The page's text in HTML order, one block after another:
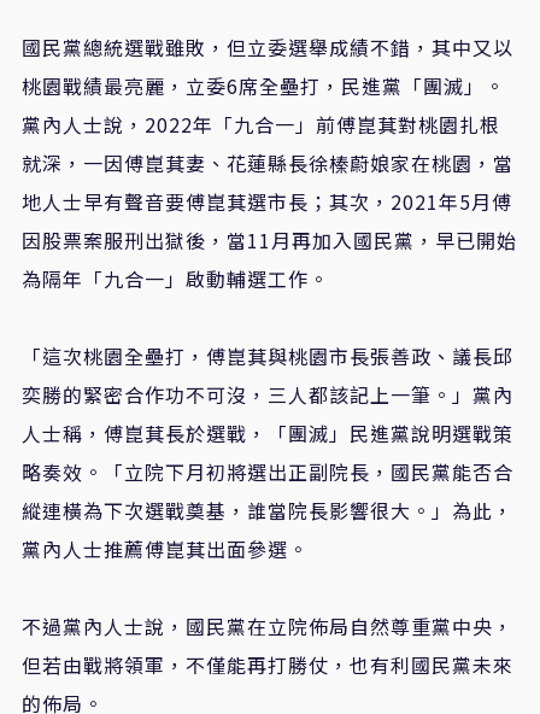
國民黨總統選戰雖敗，但立委選舉成績不錯，其中又以
桃園戰績最亮麗，立委6席全壘打，民進黨「團滅」。
黨內人士說，2022年「九合一」前傅崑萁對桃園扎根
就深，一因傅崑萁妻、花蓮縣長徐榛蔚娘家在桃園，當
地人士早有聲音要傅崑萁選市長；其次，2021年5月傅
因股票案服刑出獄後，當11月再加入國民黨，早已開始
為隔年「九合一」啟動輔選工作。
「這次桃園全壘打，傅崑萁與桃園市長張善政、議長邱
奕勝的緊密合作功不可沒，三人都該記上一筆。」黨內
人士稱，傅崑萁長於選戰，「團滅」民進黨說明選戰策
略奏效。「立院下月初將選出正副院長，國民黨能否合
縱連橫為下次選戰奠基，誰當院長影響很大。」為此，
黨內人士推薦傅崑萁出面參選。
不過黨內人士說，國民黨在立院佈局自然尊重黨中央，
但若由戰將領軍，不僅能再打勝仗，也有利國民黨未來
的佈局。